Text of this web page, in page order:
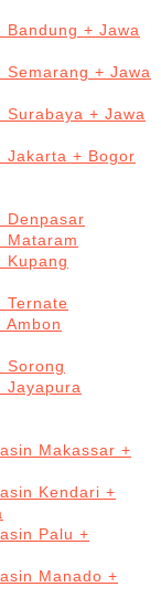
Bandung + Jawa
Semarang + Jawa
Surabaya + Jawa
Jakarta + Bogor
Denpasar
Mataram
Kupang
Ternate
Ambon
Sorong
Jayapura
Makassar +
Kendari +
Palu +
Manado +